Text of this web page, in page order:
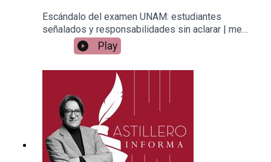
Escándalo del examen UNAM: estudiantes
señalados y responsabilidades sin aclarar | mesa
de análisisEnlace para apoyar vía
Patreon:https://www.patreon.com/julioastilleroEnl
ace para hacer donaciones vía
PayPal:https://www.paypal.me/julioastilleroCuent
a para hacer transferencias a cuenta BBVA a
nombre de Julio Hernández López:
1539408017CLABE: 012 320 01539408017
2Tienda:https://julioastillerotienda.com/
Play